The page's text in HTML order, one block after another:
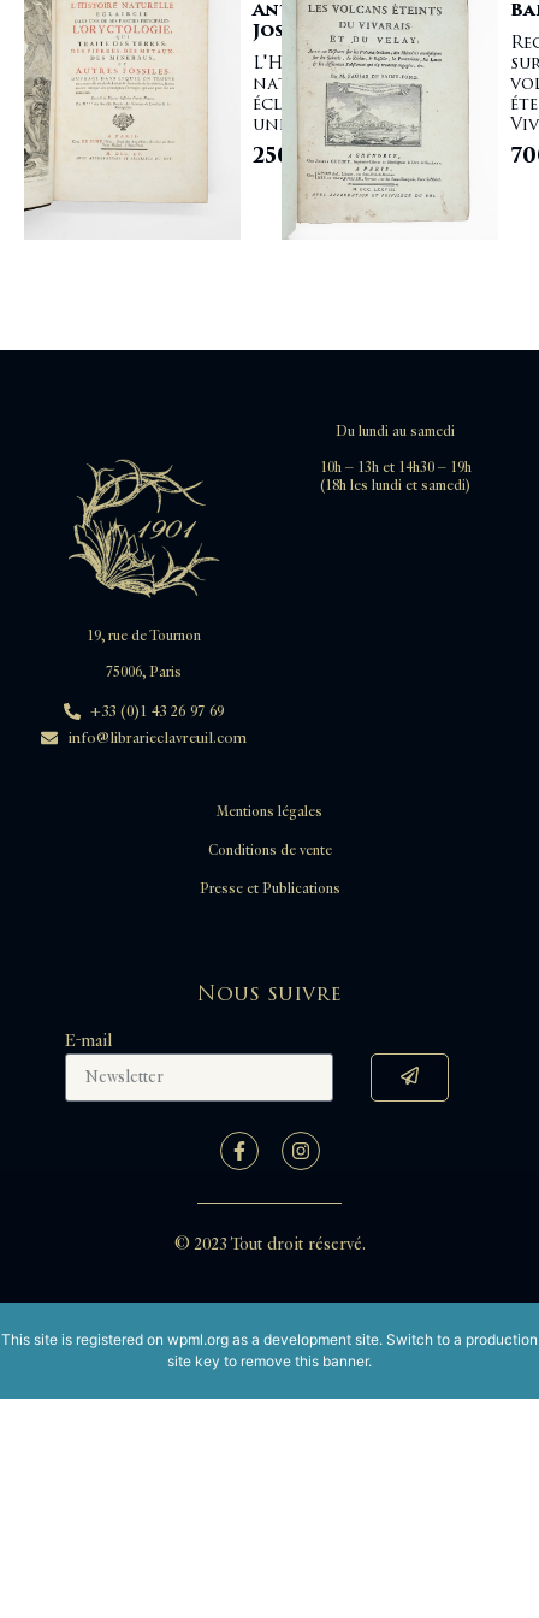
Antoine
Joseph
L'Histoire
naturelle
éclaircie dans
une ...
2500,00€
Du lundi au samedi
10h – 13h et 14h30 – 19h
(18h les lundi et samedi)
19, rue de Tournon
75006, Paris
+33 (0)1 43 26 97 69
info@librarieclavreuil.com
Mentions légales
Conditions de vente
Presse et Publications
Nous suivre
E-mail
© 2023 Tout droit réservé.
This site is registered on wpml.org as a development site. Switch to a production
site key to remove this banner.